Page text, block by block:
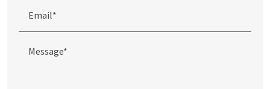
Email*
Message*